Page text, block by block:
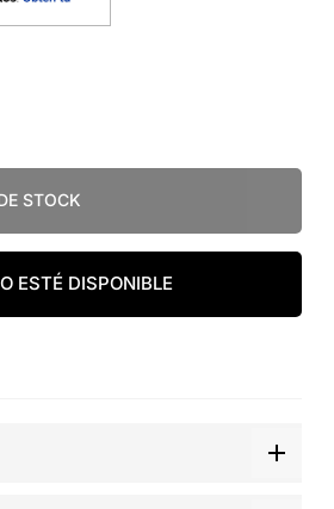
STOCK
ESTÉ DISPONIBLE